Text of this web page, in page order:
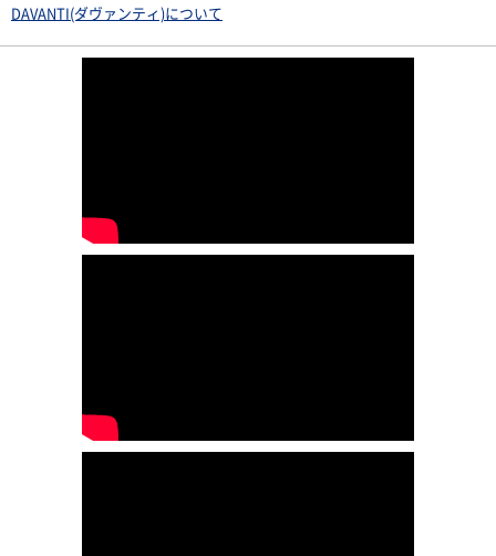
DAVANTI(ダヴァンティ)について